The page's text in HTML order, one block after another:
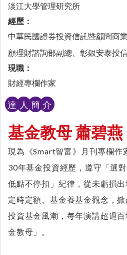
淡江大學管理研究所
經歷：
中華民國證券投資信託暨顧問商
顧理財諮詢部副總、彰銀安泰投
現職：
財經專欄作家
達 人 簡 介
基金教母 蕭碧燕
現為《Smart智富》月刊專欄作
30年基金投資經歷，遵守「選
低點不停扣」紀律，從未虧損
定時定額、基金養基金觀念，
投資基金風潮，每年演講超過
金教母」。